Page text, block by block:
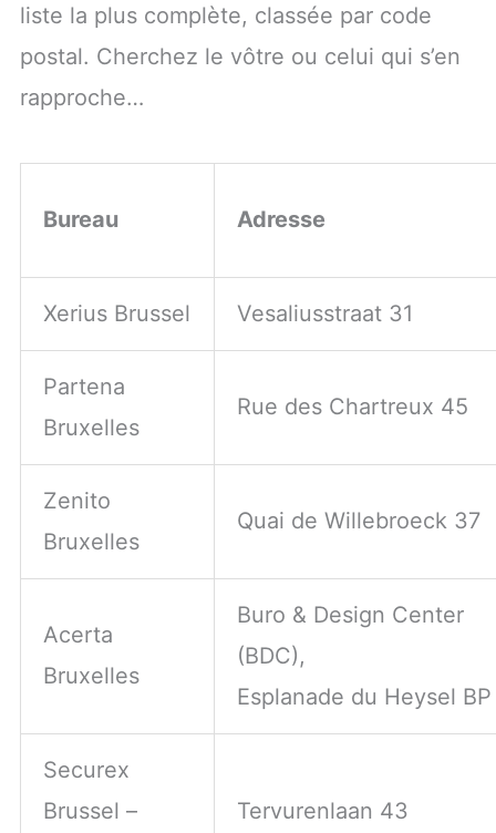
liste la plus complète, classée par code
postal. Cherchez le vôtre ou celui qui s’en
rapproche…
Bureau Adresse
Xerius Brussel Vesaliusstraat 31
Partena
Bruxelles
Rue des Chartreux 45
Zenito
Bruxelles
Quai de Willebroeck 37
Acerta
Bruxelles
Buro & Design Center
(BDC),
Esplanade du Heysel
Securex
Brussel –
Tervurenlaan 43